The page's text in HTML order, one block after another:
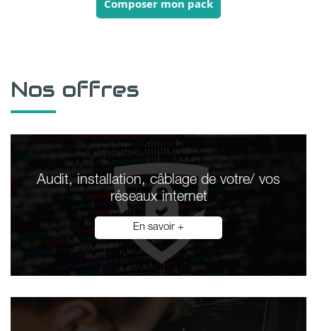
Composer mon pack
Nos offres
Audit, installation, câblage de votre/ vos
réseaux internet
En savoir +